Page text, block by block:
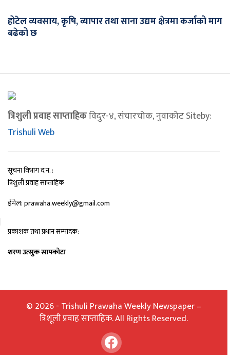
होटेल व्यवसाय, कृषि, व्यापार तथा साना उद्यम क्षेत्रमा कर्जाको माग
बढेको छ
त्रिशुली प्रवाह साप्ताहिकविदुर-४, संचारचोक, नुवाकोट Siteby:
Trishuli Web
सूचना विभाग द.न. :
त्रिशुली प्रवाह साप्ताहिक
ईमेल: prawaha.weekly@gmail.com
प्रकाशक तथा प्रधान सम्पादक:
शरण उत्सुक सापकोटा
© 2026 - Trishuli Prawaha Weekly Newspaper –
त्रिशूली प्रवाह साप्ताहिक. All Rights Reserved.